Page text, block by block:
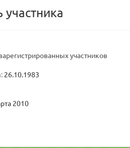
участников
26.10.1983
2010